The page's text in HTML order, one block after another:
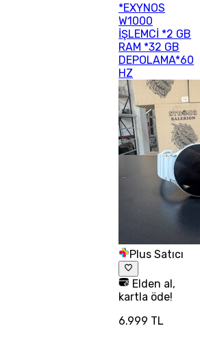
*EXYNOS
W1000
İŞLEMCİ *2 GB
RAM *32 GB
DEPOLAMA*60
HZ
Plus Satıcı
Elden al,
kartla öde!
6.999 TL